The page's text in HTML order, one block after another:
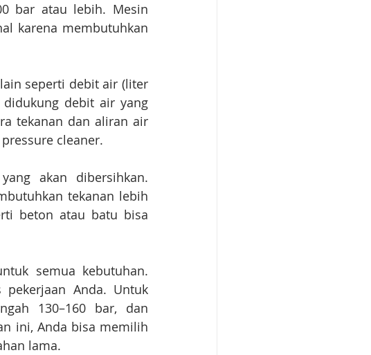
bar atau lebih. Mesin
karena membutuhkan
seperti debit air (liter
debit air yang
tekanan dan aliran air
cleaner.
akan dibersihkan.
tekanan lebih
beton atau batu bisa
semua kebutuhan.
Anda. Untuk
130–160 bar, dan
ini, Anda bisa memilih
lama.